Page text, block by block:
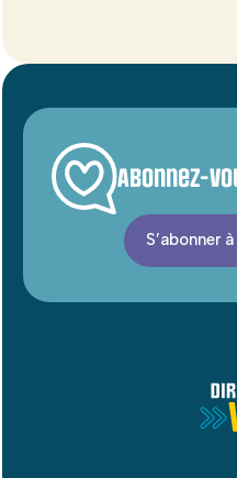
Abonnez-
S’abonner